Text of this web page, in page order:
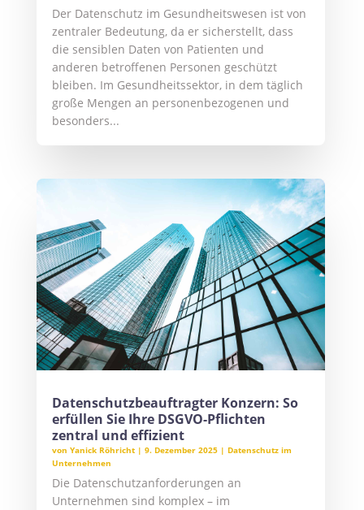
Der Datenschutz im Gesundheitswesen ist von
zentraler Bedeutung, da er sicherstellt, dass
die sensiblen Daten von Patienten und
anderen betroffenen Personen geschützt
bleiben. Im Gesundheitssektor, in dem täglich
große Mengen an personenbezogenen und
besonders...
Datenschutzbeauftragter Konzern: So
erfüllen Sie Ihre DSGVO-Pflichten
zentral und effizient
von Yanick Röhricht| 9. Dezember 2025| Datenschutz im
Unternehmen
Die Datenschutzanforderungen an
Unternehmen sind komplex – im